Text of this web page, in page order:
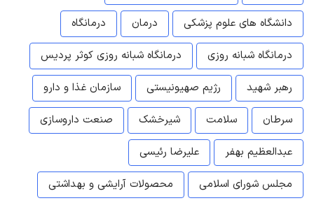
دانشگاه های علوم پزشکی
درمان
درمانگاه
درمانگاه شبانه روزی
درمانگاه شبانه روزی کوثر پردیس
رهبر شهید
رژیم صهیونیستی
سازمان غذا و دارو
سرطان
سلامت شیرخشک
صنعت داروسازی
عبدالعظیم بهفر
علیرضا رئیسی
مجلس شورای اسلامی
محصولات آرایشی و بهداشتی